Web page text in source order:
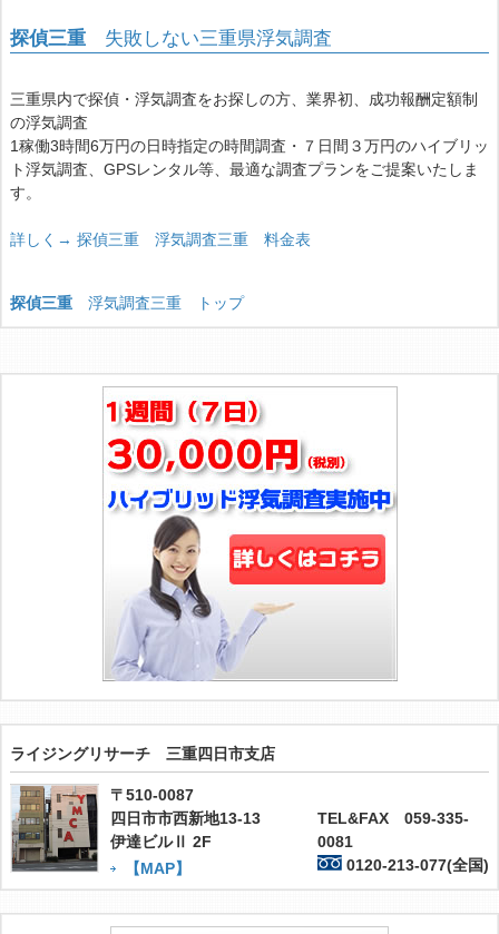
探偵三重 失敗しない三重県浮気調査
三重県内で探偵・浮気調査をお探しの方、業界初、成功報酬定額制
の浮気調査
1稼働3時間6万円の日時指定の時間調査・７日間３万円のハイブリッ
ト浮気調査、GPSレンタル等、最適な調査プランをご提案いたしま
す。
詳しく→ 探偵三重 浮気調査三重 料金表
探偵三重 浮気調査三重 トップ
ライジングリサーチ 三重四日市支店
〒510-0087
四日市市西新地13-13
伊達ビルⅡ 2F
【MAP】
TEL&FAX 059-335-
0081
0120-213-077(全国)